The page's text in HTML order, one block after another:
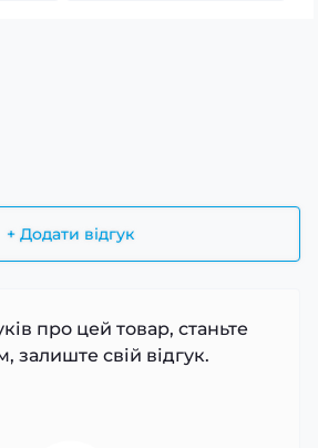
+ Додати відгук
про цей товар, станьте
залиште свій відгук.